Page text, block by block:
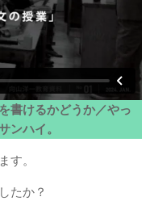
書けるかどうか／やっ
ンハイ。
す。
たか？